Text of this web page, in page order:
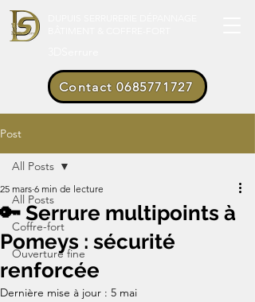
Contact 0685771727
Post
All Posts
Coffre-fort
Ouverture fine
All Posts
🔑 Serrure multipoints à
Pomeys : sécurité
renforcée
25 mars 6 min de lecture
Dernière mise à jour : 5 mai